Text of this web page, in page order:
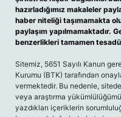
hazırladığımız makaleler
haber niteliği taşımamakta
paylaşım yapılmamaktadır.
benzerlikleri tamamen
Sitemiz, 5651 Sayılı Kanun
Kurumu (BTK) tarafından
vermektedir. Bu nedenle,
veya araştırma
yazdıkları içeriklerin